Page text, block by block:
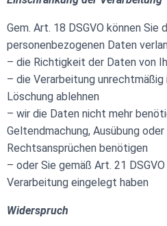
Gem. Art. 18 DSGVO können Sie
personenbezogenen Daten
– die Richtigkeit der Daten von
– die Verarbeitung unrechtmäßig
Löschung ablehnen
– wir die Daten nicht mehr
Geltendmachung, Ausübung
Rechtsansprüchen benötigen
– oder Sie gemäß Art. 21
Verarbeitung eingelegt haben
Widerspruch